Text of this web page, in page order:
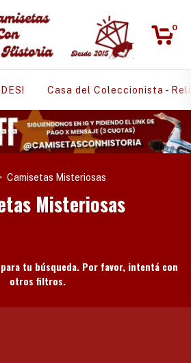
0
Casa del Coleccionista -
Camisetas Misteriosas
Misteriosas
tu búsqueda. Por favor, intentá con
otros filtros.